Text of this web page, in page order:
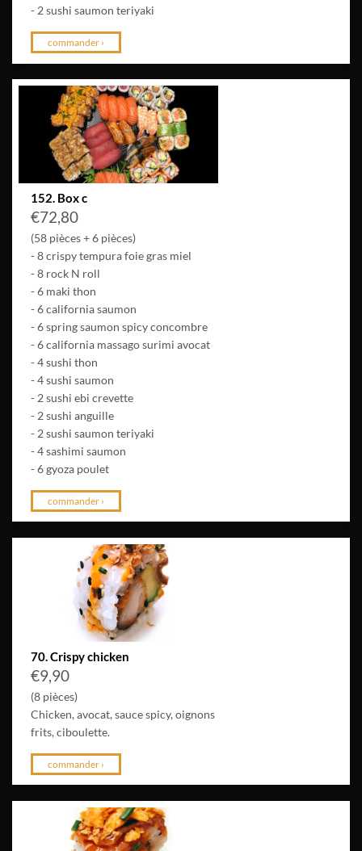
- 2 sushi saumon teriyaki
commander ›
152. Box c
€72,80
(58 pièces + 6 pièces)
- 8 crispy tempura foie gras miel
- 8 rock N roll
- 6 maki thon
- 6 california saumon
- 6 spring saumon spicy concombre
- 6 california massago surimi avocat
- 4 sushi thon
- 4 sushi saumon
- 2 sushi ebi crevette
- 2 sushi anguille
- 2 sushi saumon teriyaki
- 4 sashimi saumon
- 6 gyoza poulet
commander ›
70. Crispy chicken
€9,90
(8 pièces)
Chicken, avocat, sauce spicy, oignons
frits, ciboulette.
commander ›